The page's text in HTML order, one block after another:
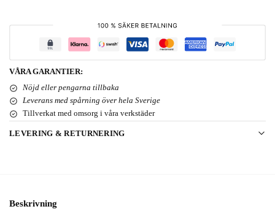
VÅRA GARANTIER:
Nöjd eller pengarna tillbaka
Leverans med spårning över hela Sverige
Tillverkat med omsorg i våra verkstäder
LEVERING & RETURNERING
Beskrivning